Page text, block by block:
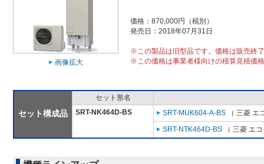
画像拡大
価格：870,000円（税別）
発売日：2018年07月31日
※この製品は旧型品です。価格は販売終
※この価格は事業者様向けの積算見積価
セット構成品
セット形名
SRT-NK464D-BS
SRT-MUK604-A-BS （ 三菱 エ
SRT-NTK464D-BS （ 三菱 エ